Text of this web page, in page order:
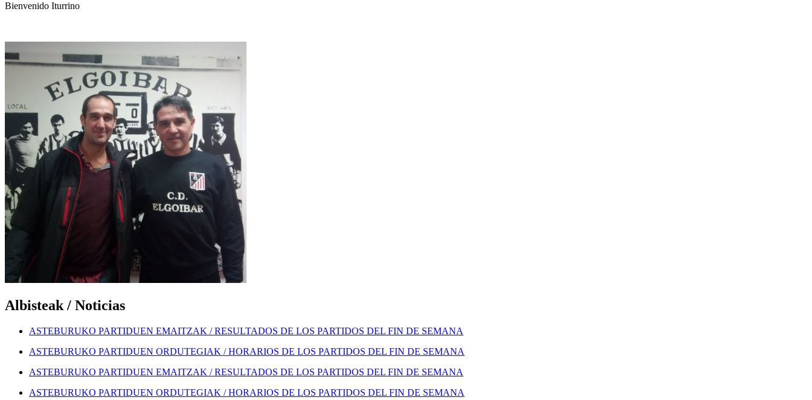
Bienvenido Iturrino
Albisteak / Noticias
ASTEBURUKO PARTIDUEN EMAITZAK / RESULTADOS DE LOS PARTIDOS DEL FIN DE SEMANA
ASTEBURUKO PARTIDUEN ORDUTEGIAK / HORARIOS DE LOS PARTIDOS DEL FIN DE SEMANA
ASTEBURUKO PARTIDUEN EMAITZAK / RESULTADOS DE LOS PARTIDOS DEL FIN DE SEMANA
ASTEBURUKO PARTIDUEN ORDUTEGIAK / HORARIOS DE LOS PARTIDOS DEL FIN DE SEMANA